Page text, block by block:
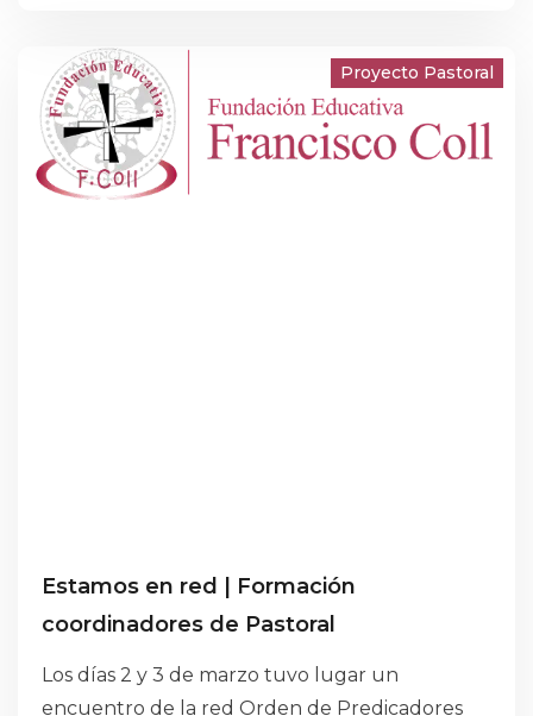
Proyecto Pastoral
Estamos en red | Formación
coordinadores de Pastoral
Los días 2 y 3 de marzo tuvo lugar un
encuentro de la red Orden de Predicadores